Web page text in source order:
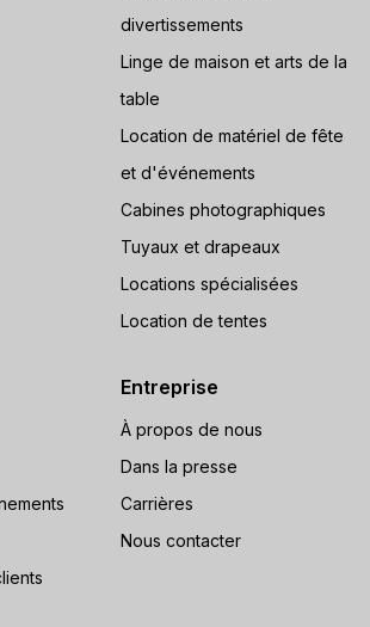
divertissements
Linge de maison et arts de la
table
Location de matériel de fête
et d'événements
Cabines photographiques
Tuyaux et drapeaux
Locations spécialisées
Location de tentes
Entreprise
À propos de nous
Dans la presse
Carrières
Nous contacter